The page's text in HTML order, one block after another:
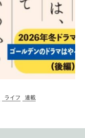
ライフ 連載